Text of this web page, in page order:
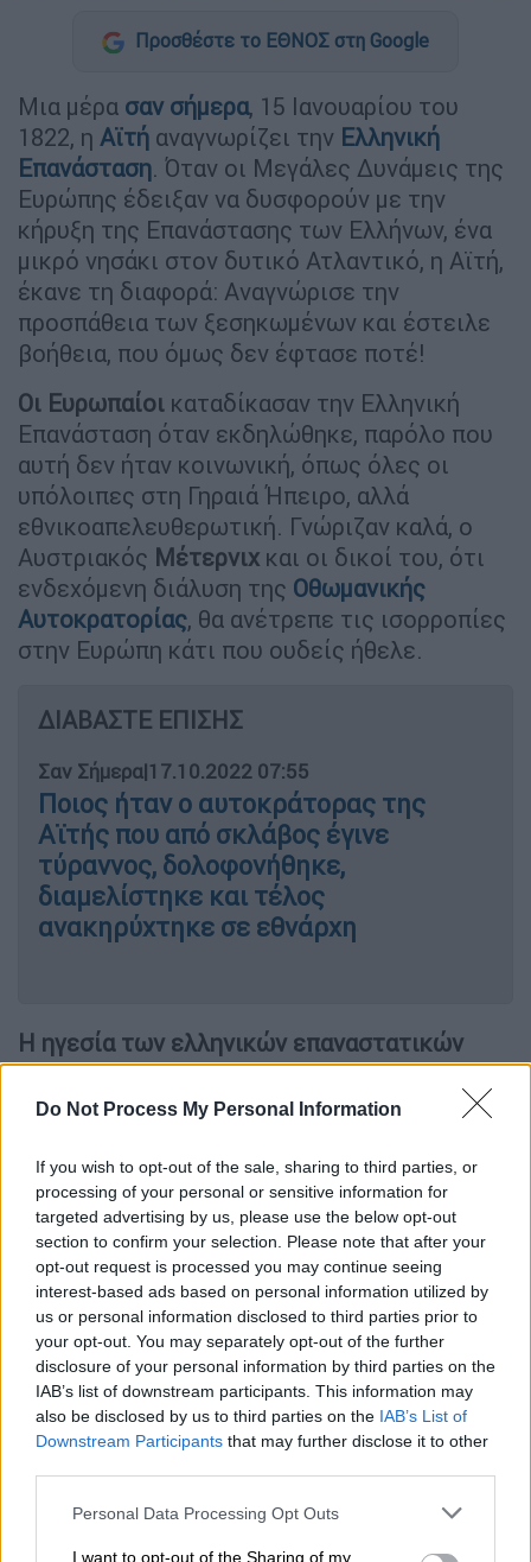
Do Not Process My Personal Information
If you wish to opt-out of the sale, sharing to third parties, or
processing of your personal or sensitive information for
targeted advertising by us, please use the below opt-out
section to confirm your selection. Please note that after your
opt-out request is processed you may continue seeing
interest-based ads based on personal information utilized by
us or personal information disclosed to third parties prior to
your opt-out. You may separately opt-out of the further
disclosure of your personal information by third parties on the
IAB’s list of downstream participants. This information may
also be disclosed by us to third parties on the IAB’s List of
Downstream Participants that may further disclose it to other
Please note that this website/app uses one or more Google
not limited to your visit or usage behaviour. You may click to
Personal Data Processing Opt Outs
I want to opt-out of the Sharing of my
Προσθέστε το ΕΘΝΟΣ στη Google
Μια μέρα σαν σήμερα, 15 Ιανουαρίου του
1822, η Αϊτή αναγνωρίζει την Ελληνική
Επανάσταση. Όταν οι Μεγάλες Δυνάμεις της
Ευρώπης έδειξαν να δυσφορούν με την
κήρυξη της Επανάστασης των Ελλήνων, ένα
μικρό νησάκι στον δυτικό Ατλαντικό, η Αϊτή,
έκανε τη διαφορά: Αναγνώρισε την
προσπάθεια των ξεσηκωμένων και έστειλε
βοήθεια, που όμως δεν έφτασε ποτέ!
Οι Ευρωπαίοι καταδίκασαν την Ελληνική
Επανάσταση όταν εκδηλώθηκε, παρόλο που
αυτή δεν ήταν κοινωνική, όπως όλες οι
υπόλοιπες στη Γηραιά Ήπειρο, αλλά
εθνικοαπελευθερωτική. Γνώριζαν καλά, ο
Αυστριακός Μέτερνιχ και οι δικοί του, ότι
ενδεχόμενη διάλυση της Οθωμανικής
Αυτοκρατορίας, θα ανέτρεπε τις ισορροπίες
στην Ευρώπη κάτι που ουδείς ήθελε.
ΔΙΑΒΑΣΤΕ ΕΠΙΣΗΣ
Σαν Σήμερα|17.10.2022 07:55
Ποιος ήταν ο αυτοκράτορας της
Αϊτής που από σκλάβος έγινε
τύραννος, δολοφονήθηκε,
διαμελίστηκε και τέλος
ανακηρύχτηκε σε εθνάρχη
Η ηγεσία των ελληνικών επαναστατικών
δυνάμεων και η Πελοποννησιακή Γερουσία
αμέσως μετά την κήρυξη της Επανάστασης,
της Ελλάδος κατά την Α' Εθνοσυνέλευση
Επιδαύρου, γεγονός που αποτελεί την πρώτη
πράξη διεθνούς δικαίου της
επαναστατημένης χώρας. Παράλληλα,
επιφανείς Έλληνες που ζούσαν στο Παρίσι,
όπως οΑδαμάντιος Κοραής, κοινοποίησαν
έκκλησή τους προς την παγκόσμια
κοινότητα, ζητώντας βοήθεια και
συμπαράσταση. Η μοναδική θετική
ανταπόκριση έφθασε από το «Χαΐτιον», τη
σημερινή Αϊτή.
Η φτωχή Αϊτή ήταν η δεύτερη χώρα
στο
δυτικό ημισφαίριο, μετά τιςΗνωμένες